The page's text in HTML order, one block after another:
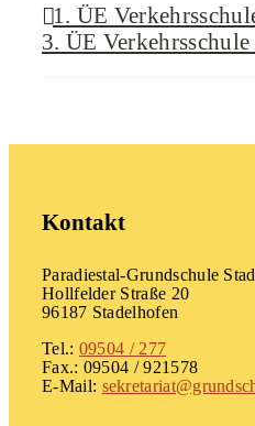
1. ÜE
3. ÜE
Kontakt
Paradiestal-Grundschule
Hollfelder Straße 20
96187 Stadelhofen
Tel.: 09504 / 277
Fax.: 09504 / 921578
E-Mail: